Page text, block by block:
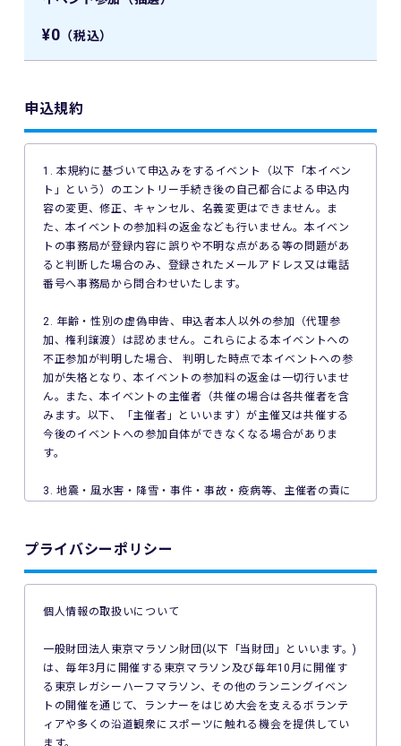
¥0 （税込）
申込規約
1. 本規約に基づいて申込みをするイベント（以下「本イベン
ト」という）のエントリー手続き後の自己都合による申込内
容の変更、修正、キャンセル、名義変更はできません。ま
た、本イベントの参加料の返金なども行いません。本イベン
トの事務局が登録内容に誤りや不明な点がある等の問題があ
ると判断した場合のみ、登録されたメールアドレス又は電話
番号へ事務局から問合わせいたします。
2. 年齢・性別の虚偽申告、申込者本人以外の参加（代理参
加、権利譲渡）は認めません。これらによる本イベントへの
不正参加が判明した場合、 判明した時点で本イベントへの参
加が失格となり、本イベントの参加料の返金は一切行いませ
ん。また、本イベントの主催者（共催の場合は各共催者を含
みます。以下、「主催者」といいます）が主催又は共催する
今後のイベントへの参加自体ができなくなる場合がありま
す。
3. 地震・風水害・降雪・事件・事故・疫病等、主催者の責に
トへのエントリーができない場合があります。ご利用の端末
の非対応、インターネット回線の不具合などにより本イベン
切の責任を負いません。
5. 公共交通機関の遅延、道路事情その他いかなる理由による
本イベントへの参加の遅刻又は不参加であっても、主催者は
一切責任を負わず、本イベントの参加料の返金等は一切行い
ません。
プライバシーポリシー
個人情報の取扱いについて
一般財団法人東京マラソン財団(以下「当財団」といいます。)
は、毎年3月に開催する東京マラソン及び毎年10月に開催す
る東京レガシーハーフマラソン、その他のランニングイベン
トの開催を通じて、ランナーをはじめ大会を支えるボランテ
ィアや多くの沿道観衆にスポーツに触れる機会を提供してい
ます。